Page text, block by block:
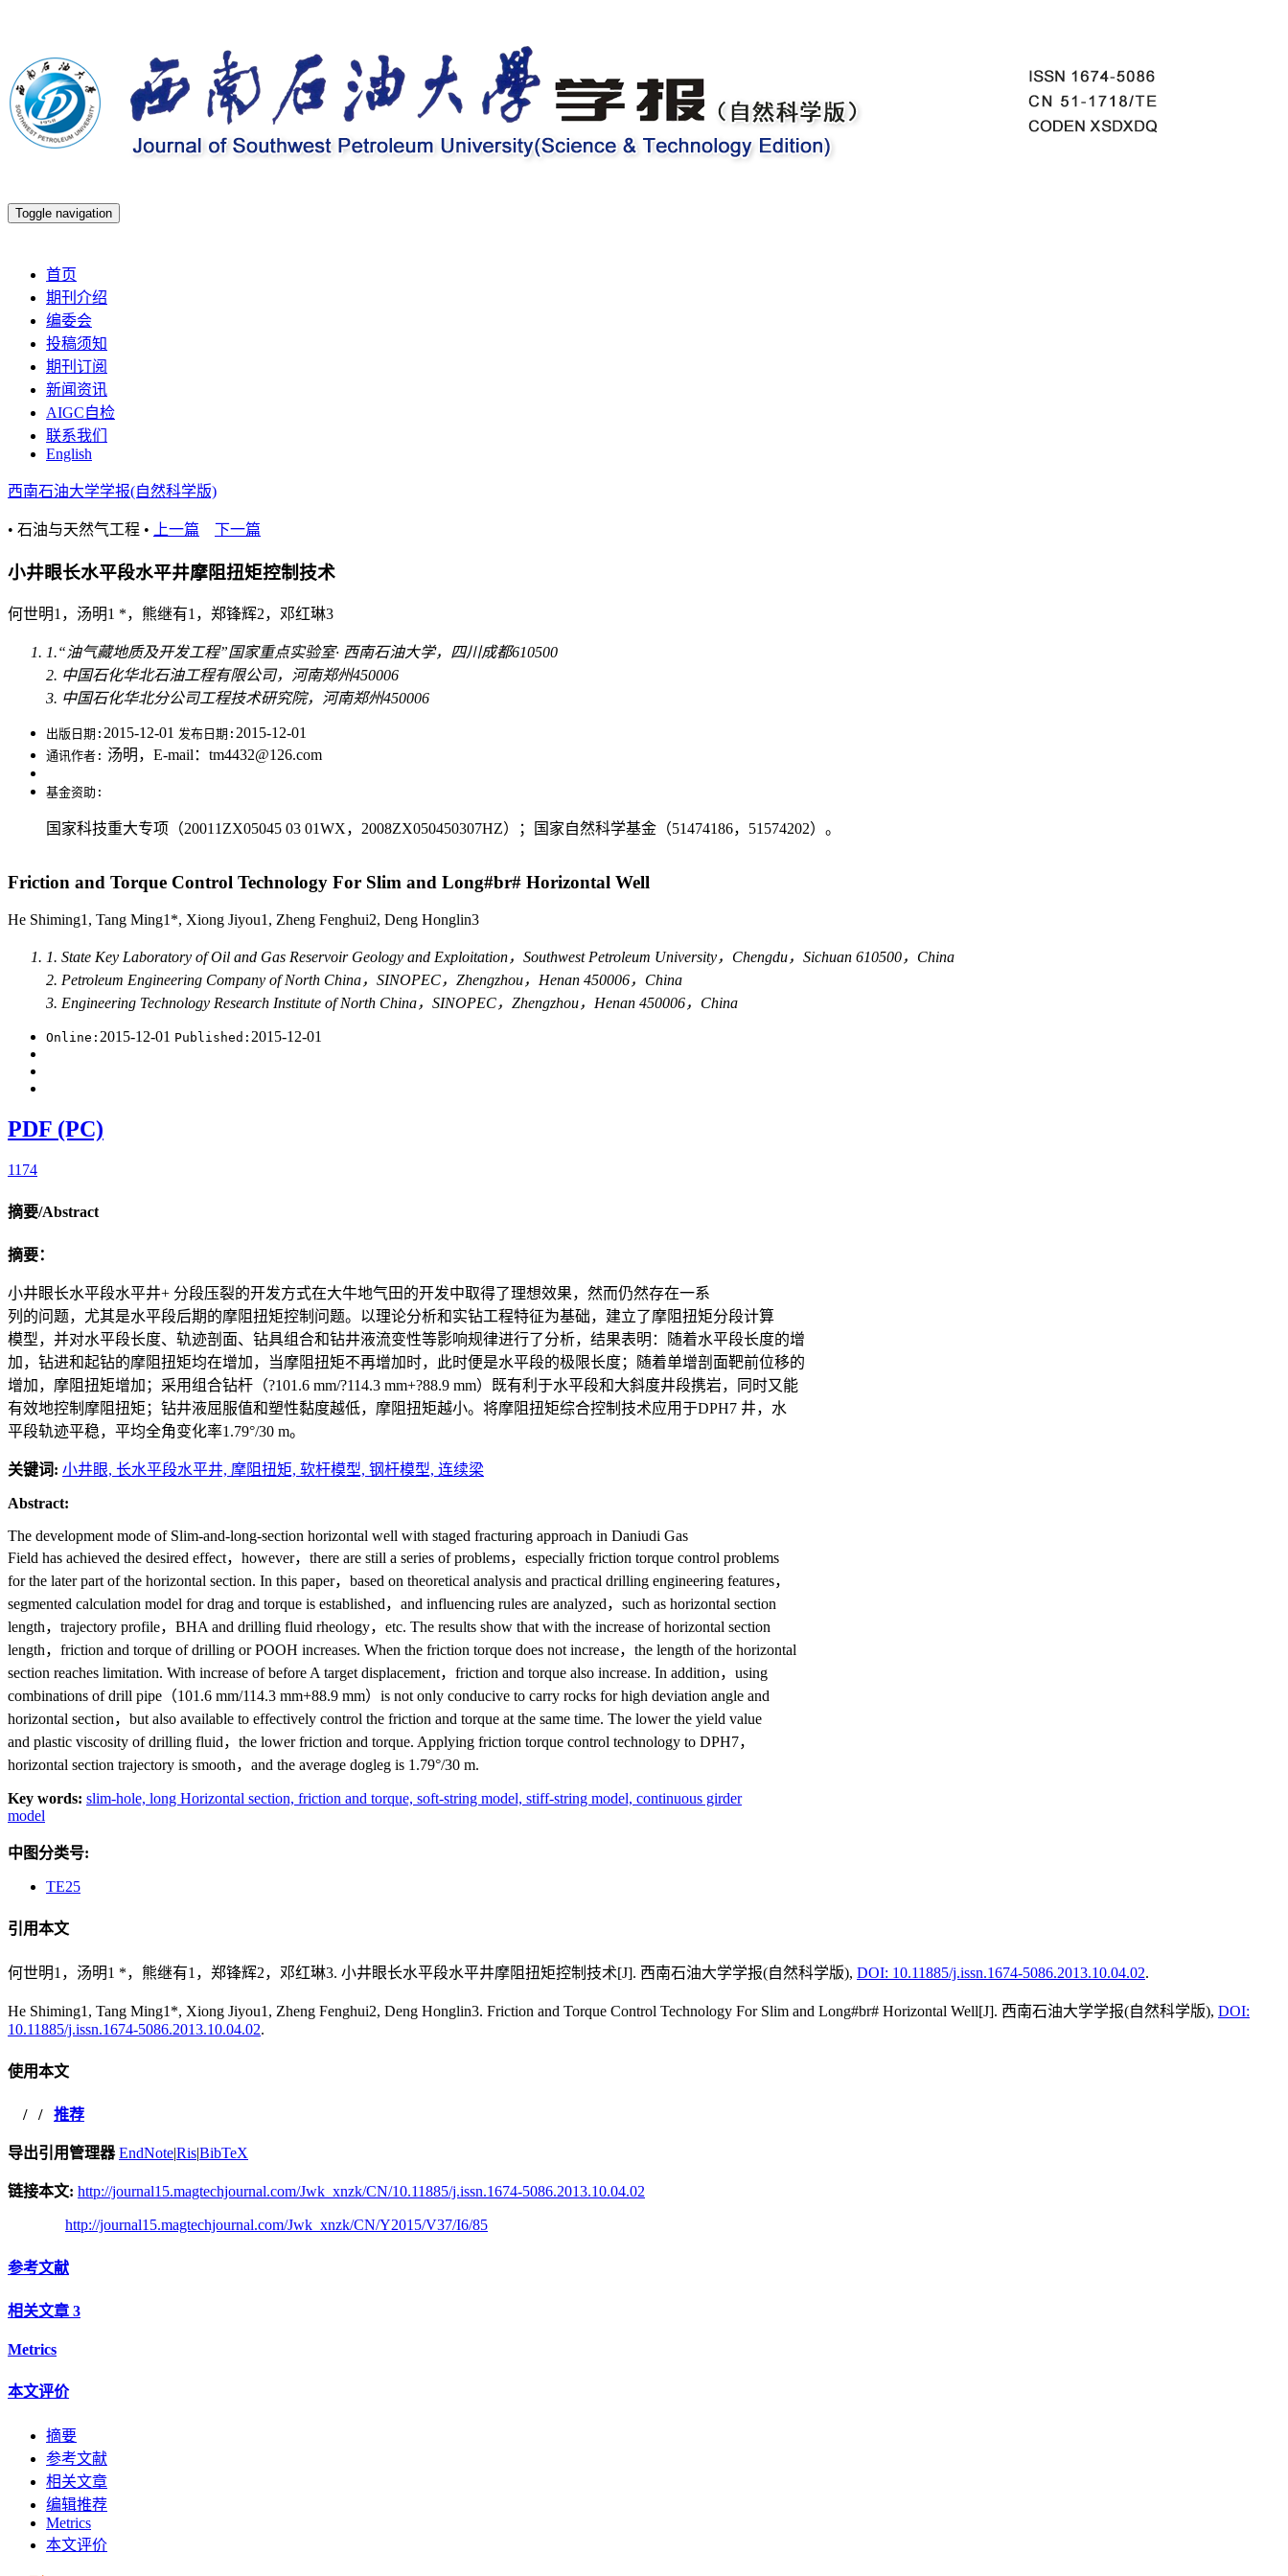
Toggle navigation
首页
期刊介绍
编委会
投稿须知
期刊订阅
新闻资讯
AIGC自检
联系我们
English
西南石油大学学报(自然科学版)
• 石油与天然气工程 • 上一篇 下一篇
小井眼长水平段水平井摩阻扭矩控制技术
何世明1，汤明1 *，熊继有1，郑锋辉2，邓红琳3
1.“油气藏地质及开发工程”国家重点实验室· 西南石油大学，四川成都610500
2. 中国石化华北石油工程有限公司，河南郑州450006
3. 中国石化华北分公司工程技术研究院，河南郑州450006
出版日期: 2015-12-01 发布日期: 2015-12-01
通讯作者: 汤明，E-mail：tm4432@126.com
基金资助:
国家科技重大专项（20011ZX05045 03 01WX，2008ZX050450307HZ）；国家自然科学基金（51474186，51574202）。
Friction and Torque Control Technology For Slim and Long#br# Horizontal Well
He Shiming1, Tang Ming1*, Xiong Jiyou1, Zheng Fenghui2, Deng Honglin3
1. State Key Laboratory of Oil and Gas Reservoir Geology and Exploitation，Southwest Petroleum University，Chengdu，Sichuan 610500，China
2. Petroleum Engineering Company of North China，SINOPEC，Zhengzhou，Henan 450006，China
3. Engineering Technology Research Institute of North China，SINOPEC，Zhengzhou，Henan 450006，China
Online: 2015-12-01 Published: 2015-12-01
PDF (PC)
1174
摘要/Abstract
摘要：
小井眼长水平段水平井+ 分段压裂的开发方式在大牛地气田的开发中取得了理想效果，然而仍然存在一系
列的问题，尤其是水平段后期的摩阻扭矩控制问题。以理论分析和实钻工程特征为基础，建立了摩阻扭矩分段计算
模型，并对水平段长度、轨迹剖面、钻具组合和钻井液流变性等影响规律进行了分析，结果表明：随着水平段长度的增
加，钻进和起钻的摩阻扭矩均在增加，当摩阻扭矩不再增加时，此时便是水平段的极限长度；随着单增剖面靶前位移的
增加，摩阻扭矩增加；采用组合钻杆（?101.6 mm/?114.3 mm+?88.9 mm）既有利于水平段和大斜度井段携岩，同时又能
有效地控制摩阻扭矩；钻井液屈服值和塑性黏度越低，摩阻扭矩越小。将摩阻扭矩综合控制技术应用于DPH7 井，水
平段轨迹平稳，平均全角变化率1.79°/30 m。
关键词: 小井眼, 长水平段水平井, 摩阻扭矩, 软杆模型, 钢杆模型, 连续梁
Abstract:
The development mode of Slim-and-long-section horizontal well with staged fracturing approach in Daniudi Gas
Field has achieved the desired effect，however，there are still a series of problems，especially friction torque control problems
for the later part of the horizontal section. In this paper，based on theoretical analysis and practical drilling engineering features，
segmented calculation model for drag and torque is established，and influencing rules are analyzed，such as horizontal section
length，trajectory profile，BHA and drilling fluid rheology，etc. The results show that with the increase of horizontal section
length，friction and torque of drilling or POOH increases. When the friction torque does not increase，the length of the horizontal
section reaches limitation. With increase of before A target displacement，friction and torque also increase. In addition，using
combinations of drill pipe（101.6 mm/114.3 mm+88.9 mm）is not only conducive to carry rocks for high deviation angle and
horizontal section，but also available to effectively control the friction and torque at the same time. The lower the yield value
and plastic viscosity of drilling fluid，the lower friction and torque. Applying friction torque control technology to DPH7，
horizontal section trajectory is smooth，and the average dogleg is 1.79°/30 m.
Key words: slim-hole, long Horizontal section, friction and torque, soft-string model, stiff-string model, continuous girder
model
中图分类号:
TE25
引用本文
何世明1，汤明1 *，熊继有1，郑锋辉2，邓红琳3. 小井眼长水平段水平井摩阻扭矩控制技术[J]. 西南石油大学学报(自然科学版), DOI: 10.11885/j.issn.1674-5086.2013.10.04.02.
He Shiming1, Tang Ming1*, Xiong Jiyou1, Zheng Fenghui2, Deng Honglin3. Friction and Torque Control Technology For Slim and Long#br# Horizontal Well[J]. 西南石油大学学报(自然科学版), DOI:
10.11885/j.issn.1674-5086.2013.10.04.02.
使用本文
/ / 推荐
导出引用管理器 EndNote|Ris|BibTeX
链接本文: http://journal15.magtechjournal.com/Jwk_xnzk/CN/10.11885/j.issn.1674-5086.2013.10.04.02
http://journal15.magtechjournal.com/Jwk_xnzk/CN/Y2015/V37/I6/85
参考文献
相关文章 3
Metrics
本文评价
摘要
参考文献
相关文章
编辑推荐
Metrics
本文评价